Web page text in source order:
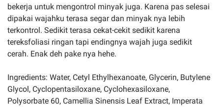
bekerja untuk mengontrol minyak juga. Karena pas selesai
dipakai wajahku terasa segar dan minyak nya lebih
terkontrol. Sedikit terasa cekat-cekit sedikit karena
tereksfoliasi ringan tapi endingnya wajah juga sedikit
cerah. Enak deh pake nya hehe.
Ingredients: Water, Cetyl Ethylhexanoate, Glycerin, Butylene
Glycol, Cyclopentasiloxane, Cyclohexasiloxane,
Polysorbate 60, Camellia Sinensis Leaf Extract, Imperata